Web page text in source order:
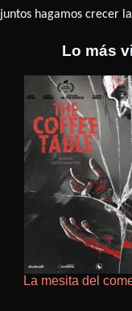
juntos hagamos crecer
Lo más
La mesita del